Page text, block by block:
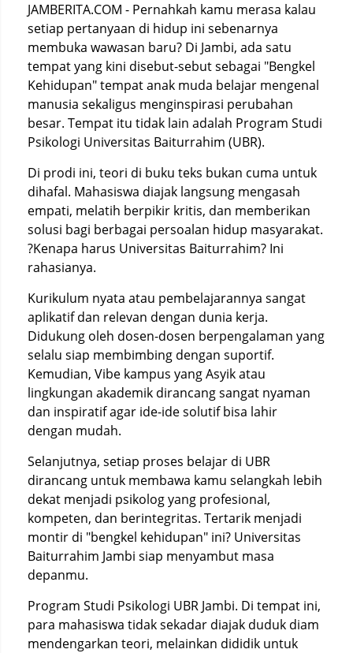
JAMBERITA.COM - Pernahkah kamu merasa kalau
setiap pertanyaan di hidup ini sebenarnya
membuka wawasan baru? Di Jambi, ada satu
tempat yang kini disebut-sebut sebagai "Bengkel
Kehidupan" tempat anak muda belajar mengenal
manusia sekaligus menginspirasi perubahan
besar. Tempat itu tidak lain adalah Program Studi
Psikologi Universitas Baiturrahim (UBR).
Di prodi ini, teori di buku teks bukan cuma untuk
dihafal. Mahasiswa diajak langsung mengasah
empati, melatih berpikir kritis, dan memberikan
solusi bagi berbagai persoalan hidup masyarakat.
?Kenapa harus Universitas Baiturrahim? Ini
rahasianya.
Kurikulum nyata atau pembelajarannya sangat
aplikatif dan relevan dengan dunia kerja.
Didukung oleh dosen-dosen berpengalaman yang
selalu siap membimbing dengan suportif.
Kemudian, Vibe kampus yang Asyik atau
lingkungan akademik dirancang sangat nyaman
dan inspiratif agar ide-ide solutif bisa lahir
dengan mudah.
Selanjutnya, setiap proses belajar di UBR
dirancang untuk membawa kamu selangkah lebih
dekat menjadi psikolog yang profesional,
kompeten, dan berintegritas. Tertarik menjadi
montir di "bengkel kehidupan" ini? Universitas
Baiturrahim Jambi siap menyambut masa
depanmu.
Program Studi Psikologi UBR Jambi. Di tempat ini,
para mahasiswa tidak sekadar diajak duduk diam
mendengarkan teori, melainkan dididik untuk